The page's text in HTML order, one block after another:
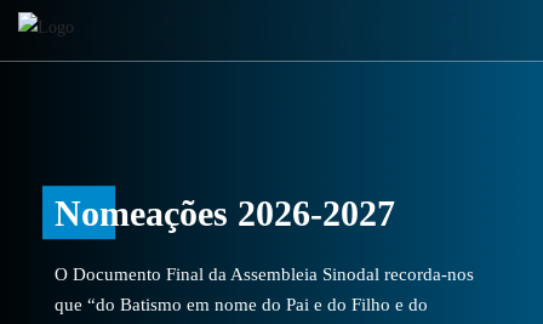
Nomeações 2026-2027
O Documento Final da Assembleia Sinodal recorda-nos
que “do Batismo em nome do Pai e do Filho e do